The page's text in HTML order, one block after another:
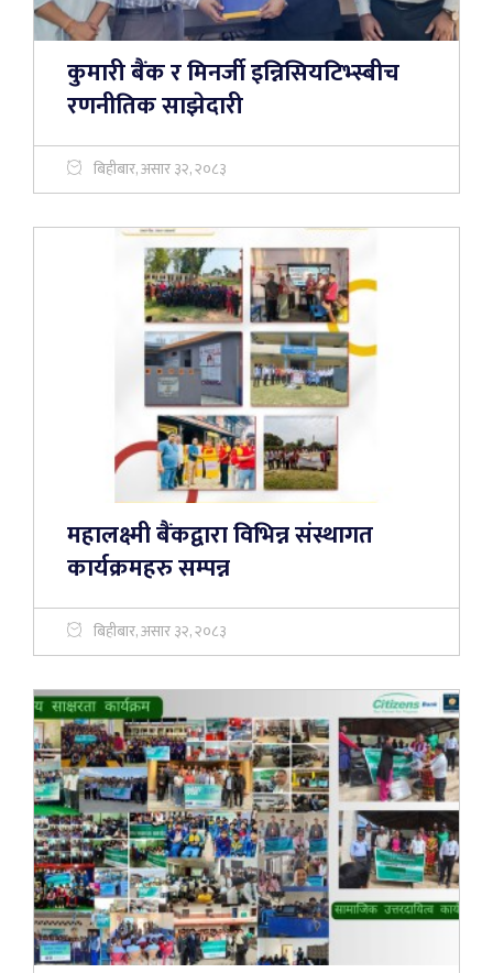
कुमारी बैंक र मिनर्जी इन्निसियटिभ्स्बीच
रणनीतिक साझेदारी
बिहीबार, असार ३२, २०८३
महालक्ष्मी बैंकद्वारा विभिन्न संस्थागत
कार्यक्रमहरु सम्पन्न
बिहीबार, असार ३२, २०८३